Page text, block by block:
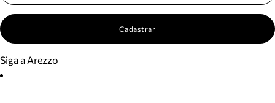
Cadastrar
Siga a Arezzo